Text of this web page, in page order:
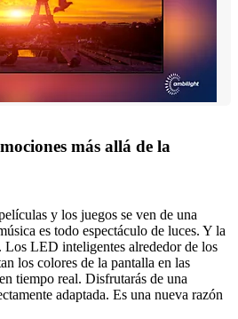
más allá de la
y los juegos se ven de una
es todo espectáculo de luces. Y la
Los LED inteligentes alrededor de los
los colores de la pantalla en las
tiempo real. Disfrutarás de una
adaptada. Es una nueva razón